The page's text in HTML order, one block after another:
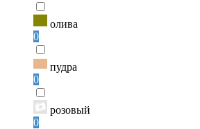
олива
0
пудра
0
розовый
0